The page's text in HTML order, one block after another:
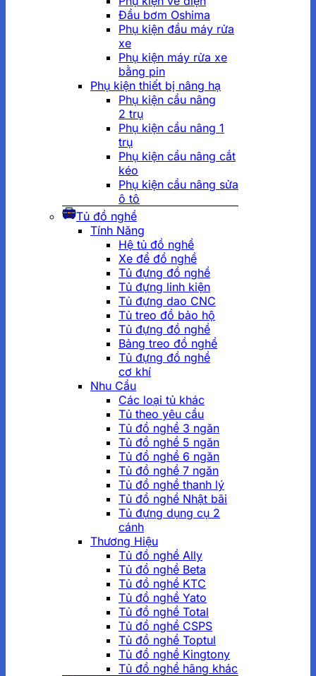
Đầu bơm Oshima
Phụ kiện đầu máy rửa
xe
Phụ kiện máy rửa xe
bằng pin
Phụ kiện thiết bị nâng hạ
Phụ kiện cầu nâng
2 trụ
Phụ kiện cầu nâng 1
trụ
Phụ kiện cầu nâng cắt
kéo
Phụ kiện cầu nâng sửa
ô tô
Tủ đồ nghề
Tính Năng
Hệ tủ đồ nghề
Xe để đồ nghề
Tủ đựng đồ nghề
Tủ đựng linh kiện
Tủ đựng dao CNC
Tủ treo đồ bảo hộ
Tủ đựng đồ nghề
Bảng treo đồ nghề
Tủ đựng đồ nghề
cơ khí
Nhu Cầu
Các loại tủ khác
Tủ theo yêu cầu
Tủ đồ nghề 3 ngăn
Tủ đồ nghề 5 ngăn
Tủ đồ nghề 6 ngăn
Tủ đồ nghề 7 ngăn
Tủ đồ nghề thanh lý
Tủ đồ nghề Nhật bãi
Tủ đựng dụng cụ 2
cánh
Thương Hiệu
Tủ đồ nghề Ally
Tủ đồ nghề Beta
Tủ đồ nghề KTC
Tủ đồ nghề Yato
Tủ đồ nghề Total
Tủ đồ nghề CSPS
Tủ đồ nghề Toptul
Tủ đồ nghề Kingtony
Tủ đồ nghề hãng khác